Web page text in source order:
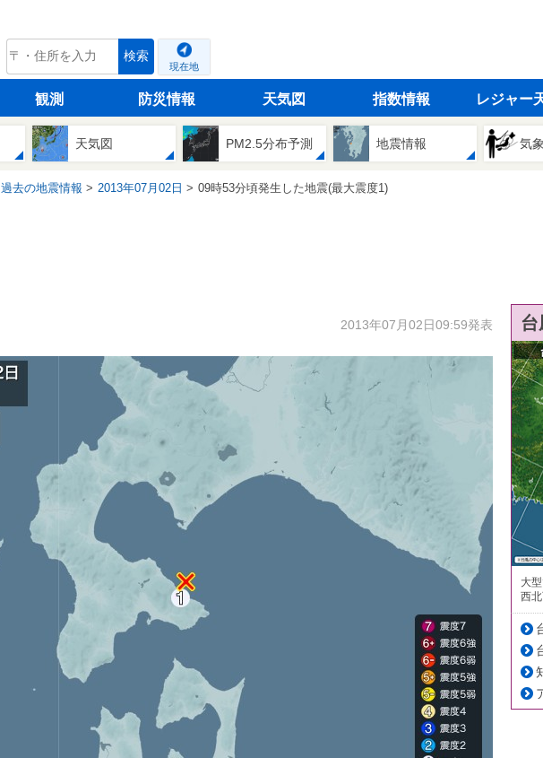
tenki.jp 検索
現在地
観測 防災情報 天気図 指数情報 レジャー
天気図 PM2.5分布予測 地震情報 気
過去の地震情報 2013年07月02日 09時53分頃発生した地震(最大震度1)
2013年07月02日09:59発表
大
西